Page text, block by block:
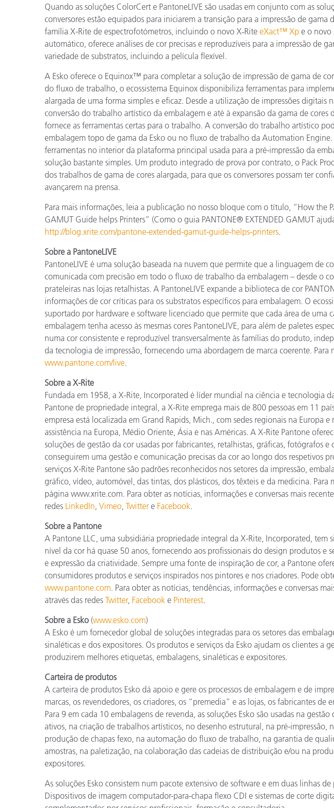
Quando as soluções ColorCert e PantoneLIVE são usadas em conjunto com as
conversores estão equipados para iniciarem a transição para a impressão de gama
família X-Rite de espectrofotómetros, incluindo o novo X‑Rite eXact™ Xp e o novo
automático, oferece análises de cor precisas e reproduzíveis para a impressão de
variedade de substratos, incluindo a película flexível.
A Esko oferece o Equinox™ para completar a solução de impressão de gama de
do fluxo de trabalho, o ecossistema Equinox disponibiliza ferramentas para
alargada de uma forma simples e eficaz. Desde a utilização de impressões digitais
conversão do trabalho artístico da embalagem e até à expansão da gama de cores
fornece as ferramentas certas para o trabalho. A conversão do trabalho artístico
embalagem topo de gama da Esko ou no fluxo de trabalho da Automation Engine.
ferramentas no interior da plataforma principal usada para a pré-impressão da
solução bastante simples. Um produto integrado de prova por contrato, o Pack
dos trabalhos de gama de cores alargada, para que os conversores possam ter
avançarem na prensa.
Para mais informações, leia a publicação no nosso bloque com o título, “How the
GAMUT Guide helps Printers” (Como o guia PANTONE® EXTENDED GAMUT
http://blog.xrite.com/pantone-extended-gamut-guide-helps-printers.
Sobre a PantoneLIVE
PantoneLIVE é uma solução baseada na nuvem que permite que a linguagem de
comunicada com precisão em todo o fluxo de trabalho da embalagem – desde o
prateleiras nas lojas retalhistas. A PantoneLIVE expande a biblioteca de cor
informações de cor críticas para os substratos específicos para embalagem. O
suportado por hardware e software licenciado que permite que cada área de uma
embalagem tenha acesso às mesmas cores PantoneLIVE, para além de paletes
numa cor consistente e reproduzível transversalmente às famílias do produto,
da tecnologia de impressão, fornecendo uma abordagem de marca coerente. Para
www.pantone.com/live.
Sobre a X-Rite
Fundada em 1958, a X-Rite, Incorporated é líder mundial na ciência e tecnologia
Pantone de propriedade integral, a X-Rite emprega mais de 800 pessoas em 11
empresa está localizada em Grand Rapids, Mich., com sedes regionais na Europa e
assistência na Europa, Médio Oriente, Ásia e nas Américas. A X-Rite Pantone
soluções de gestão da cor usadas por fabricantes, retalhistas, gráficas, fotógrafos e
conseguirem uma gestão e comunicação precisas da cor ao longo dos respetivos
serviços X-Rite Pantone são padrões reconhecidos nos setores da impressão,
gráfico, vídeo, automóvel, das tintas, dos plásticos, dos têxteis e da medicina. Para
página www.xrite.com. Para obter as notícias, informações e conversas mais
redes LinkedIn, Vimeo, Twitter e Facebook.
Sobre a Pantone
A Pantone LLC, uma subsidiária propriedade integral da X-Rite, Incorporated, tem
nível da cor há quase 50 anos, fornecendo aos profissionais do design produtos e
e expressão da criatividade. Sempre uma fonte de inspiração de cor, a Pantone
consumidores produtos e serviços inspirados nos pintores e nos criadores. Pode
www.pantone.com. Para obter as notícias, tendências, informações e conversas
através das redes Twitter, Facebook e Pinterest.
Sobre a Esko (www.esko.com)
A Esko é um fornecedor global de soluções integradas para os setores das
sinaléticas e dos expositores. Os produtos e serviços da Esko ajudam os clientes a
produzirem melhores etiquetas, embalagens, sinaléticas e expositores.
Carteira de produtos
A carteira de produtos Esko dá apoio e gere os processos de embalagem e de
marcas, os revendedores, os criadores, os “premedia” e as lojas, os fabricantes de
Para 9 em cada 10 embalagens de revenda, as soluções Esko são usadas na
ativos, na criação de trabalhos artísticos, no desenho estrutural, na pré-impressão,
produção de chapas fexo, na automação do fluxo de trabalho, na garantia de
amostras, na paletização, na colaboração das cadeias de distribuição e/ou na
expositores.
As soluções Esko consistem num pacote extensivo de software e em duas linhas
Dispositivos de imagem computador-para-chapa flexo CDI e sistemas de corte